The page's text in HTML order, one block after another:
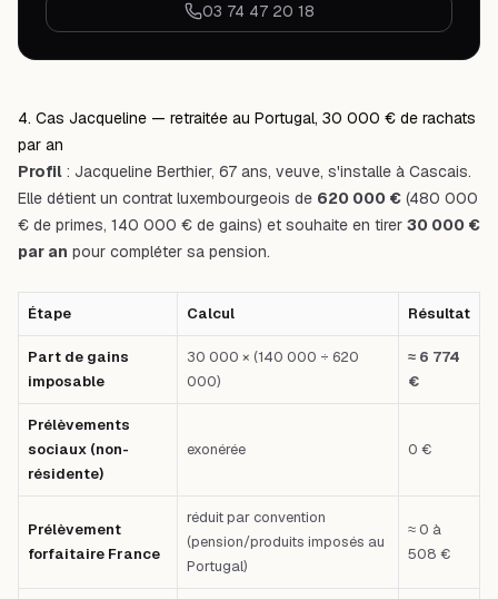
03 74 47 20 18
4. Cas Jacqueline — retraitée au Portugal, 30 000 € de rachats
par an
Profil : Jacqueline Berthier, 67 ans, veuve, s'installe à Cascais.
Elle détient un contrat luxembourgeois de 620 000 € (480 000
€ de primes, 140 000 € de gains) et souhaite en tirer 30 000 €
par an pour compléter sa pension.
Étape Calcul Résultat
Part de gains
imposable
30 000 × (140 000 ÷ 620
000)
≈ 6 774
€
Prélèvements
sociaux (non-
résidente)
exonérée 0 €
Prélèvement
forfaitaire France
réduit par convention
(pension/produits imposés au
Portugal)
≈ 0 à
508 €